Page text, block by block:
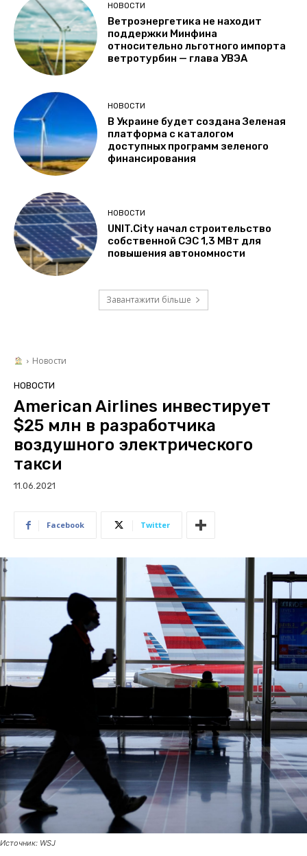
НОВОСТИ
Ветроэнергетика не находит
поддержки Минфина
относительно льготного импорта
ветротурбин — глава УВЭА
НОВОСТИ
В Украине будет создана Зеленая
платформа с каталогом
доступных программ зеленого
финансирования
НОВОСТИ
UNIT.City начал строительство
собственной СЭС 1,3 МВт для
повышения автономности
Завантажити більше